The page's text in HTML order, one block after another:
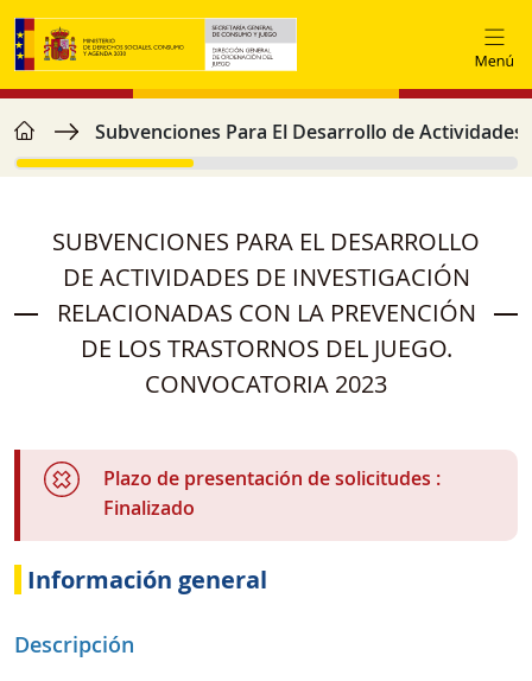
Skip to main content
Breadcrumb
home Subvenciones Para El Desarrollo de
SUBVENCIONES PARA EL DESARROLLO
DE ACTIVIDADES DE INVESTIGACIÓN
RELACIONADAS CON LA PREVENCIÓN
DE LOS TRASTORNOS DEL JUEGO.
CONVOCATORIA 2023
Plazo de presentación de solicitudes
Finalizado
Información general
Descripción